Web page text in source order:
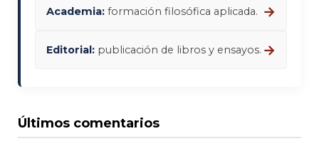
Academia: formación filosófica aplicada. →
Editorial: publicación de libros y ensayos. →
Últimos comentarios